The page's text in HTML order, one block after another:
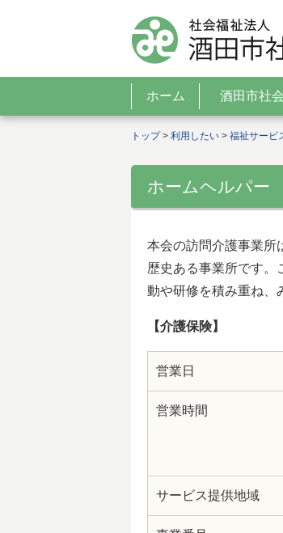
ホーム 酒田市社
トップ> 利用したい > 福祉サービ
ホームヘルパー
本会の訪問介護事業所
歴史ある事業所です。
動や研修を積み重ね、
【介護保険】
営業日
営業時間
サービス提供地域